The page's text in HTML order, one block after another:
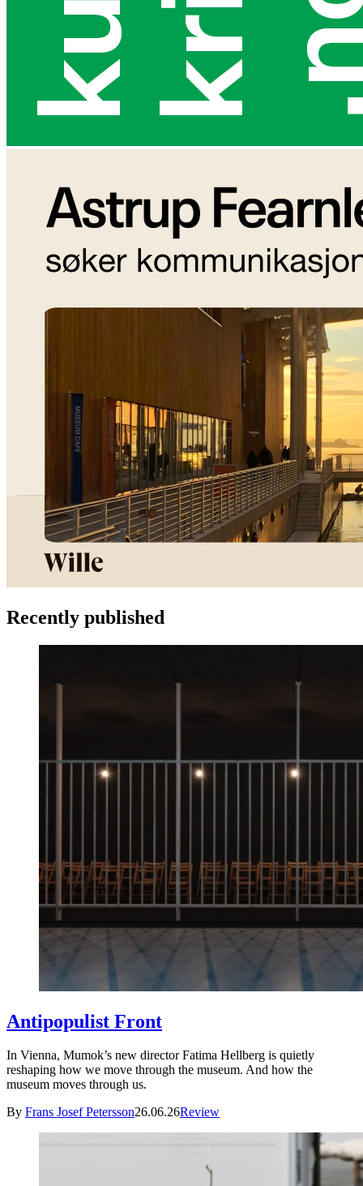
Recently published
Antipopulist Front
In Vienna, Mumok’s new director Fatima Hellberg is quietly
reshaping how we move through the museum. And how the
museum moves through us.
By Frans Josef Petersson26.06.26Review